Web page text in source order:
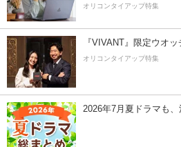
オリコンタイアップ特集
『VIVANT』限定ウオ
オリコンタイアップ特集
2026年7月夏ドラマも